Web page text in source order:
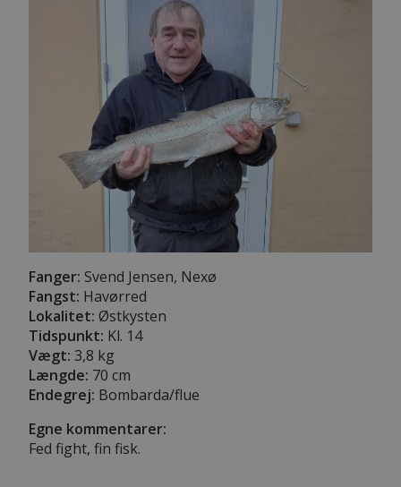
Fanger: Svend Jensen, Nexø
Fangst: Havørred
Lokalitet: Østkysten
Tidspunkt: Kl. 14
Vægt: 3,8 kg
Længde: 70 cm
Endegrej: Bombarda/flue
Egne kommentarer:
Fed fight, fin fisk.